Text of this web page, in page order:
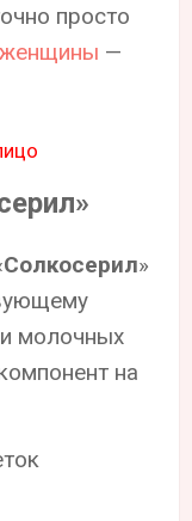
просто
—
Солкосерил»
молочных
на